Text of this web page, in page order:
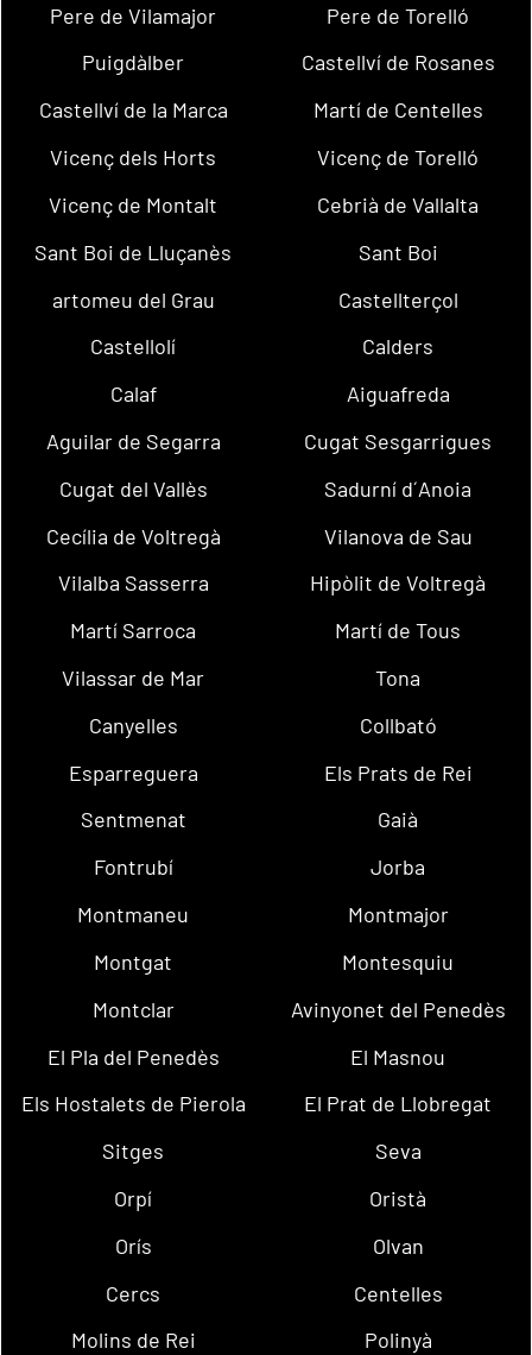
Pere de Vilamajor
Pere de Torelló
Puigdàlber
Castellví de Rosanes
Castellví de la Marca
Martí de Centelles
Vicenç dels Horts
Vicenç de Torelló
Vicenç de Montalt
Cebrià de Vallalta
Sant Boi de Lluçanès
Sant Boi
artomeu del Grau
Castellterçol
Castellolí
Calders
Calaf
Aiguafreda
Aguilar de Segarra
Cugat Sesgarrigues
Cugat del Vallès
Sadurní d´Anoia
Cecília de Voltregà
Vilanova de Sau
Vilalba Sasserra
Hipòlit de Voltregà
Martí Sarroca
Martí de Tous
Vilassar de Mar
Tona
Canyelles
Collbató
Esparreguera
Els Prats de Rei
Sentmenat
Gaià
Fontrubí
Jorba
Montmaneu
Montmajor
Montgat
Montesquiu
Montclar
Avinyonet del Penedès
El Pla del Penedès
El Masnou
Els Hostalets de Pierola
El Prat de Llobregat
Sitges
Seva
Orpí
Oristà
Orís
Olvan
Cercs
Centelles
Molins de Rei
Polinyà